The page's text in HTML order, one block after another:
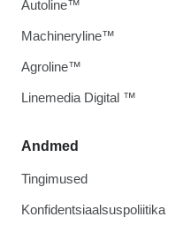
Andmed
Tingimused
Konfidentsiaalsuspoliitika
Autoline™
Machineryline™
Agroline™
Linemedia Digital ™